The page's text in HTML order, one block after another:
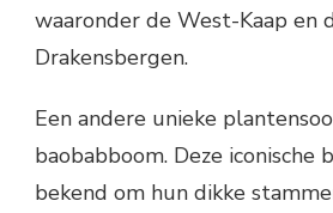
waaronder de West-Kaap en
Drakensbergen.
Een andere unieke
baobabboom. Deze iconische
bekend om hun dikke